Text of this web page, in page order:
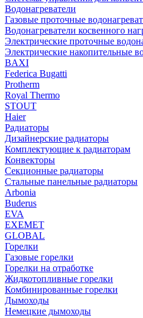
Водонагреватели
Газовые проточные
Водонагреватели косвенного
Электрические проточные
Электрические накопительные
BAXI
Federica Bugatti
Protherm
Royal Thermo
STOUT
Haier
Радиаторы
Дизайнерские радиаторы
Комплектующие к радиаторам
Конвекторы
Секционные радиаторы
Стальные панельные радиаторы
Arbonia
Buderus
EVA
EXEMET
GLOBAL
Горелки
Газовые горелки
Горелки на отработке
Жидкотопливные горелки
Комбинированные горелки
Дымоходы
Немецкие дымоходы